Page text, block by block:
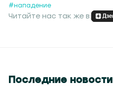
#нападение
Читайте нас так же в:
Последние новости